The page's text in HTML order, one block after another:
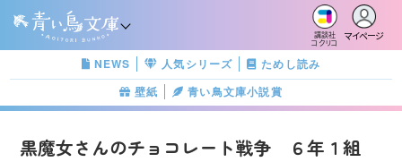
講談社
コクリコ
マイページ
NEWS 人気シリーズ
ためし読み
壁紙
青い鳥文庫小説賞
黒魔女さんのチョコレート戦争 ６年１組